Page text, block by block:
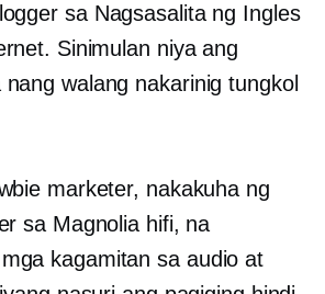
sa Nagsasalita ng Ingles
Sinimulan niya ang
walang nakarinig tungkol
marketer, nakakuha ng
sa Magnolia hifi, na
kagamitan sa audio at